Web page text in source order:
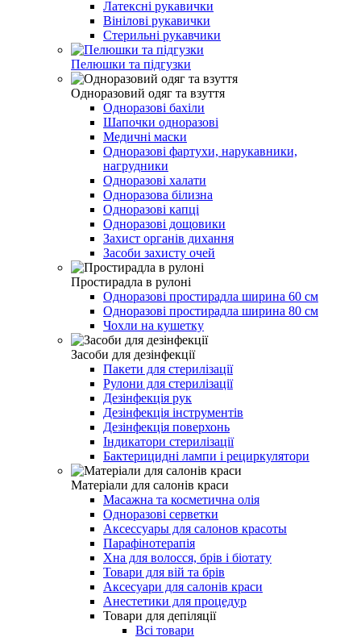
Латексні рукавички
Вінілові рукавички
Стерильні рукавчики
Пелюшки та підгузки
Одноразовий одяг та взуття
Одноразові бахіли
Шапочки одноразові
Медичні маски
Одноразові фартухи, нарукавники,
нагрудники
Одноразові халати
Одноразова білизна
Одноразові капці
Одноразові дощовики
Захист органів дихання
Засоби захисту очей
Простирадла в рулоні
Одноразові простирадла ширина 60 см
Одноразові простирадла ширина 80 см
Чохли на кушетку
Засоби для дезінфекції
Пакети для стерилізації
Рулони для стерилізації
Дезінфекція рук
Дезінфекція інструментів
Дезінфекція поверхонь
Індикатори стерилізації
Бактерицидні лампи і рециркулятори
Матеріали для салонів краси
Масажна та косметична олія
Одноразові серветки
Аксессуары для салонов красоты
Парафінотерапія
Хна для волосся, брів і біотату
Товари для вій та брів
Аксесуари для салонів краси
Анестетики для процедур
Товари для депіляції
Всі товари